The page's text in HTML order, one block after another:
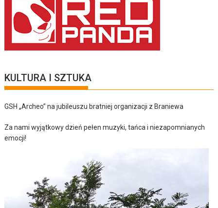
KULTURA I SZTUKA
GSH „Archeo” na jubileuszu bratniej organizacji z Braniewa
Za nami wyjątkowy dzień pełen muzyki, tańca i niezapomnianych
emocji!